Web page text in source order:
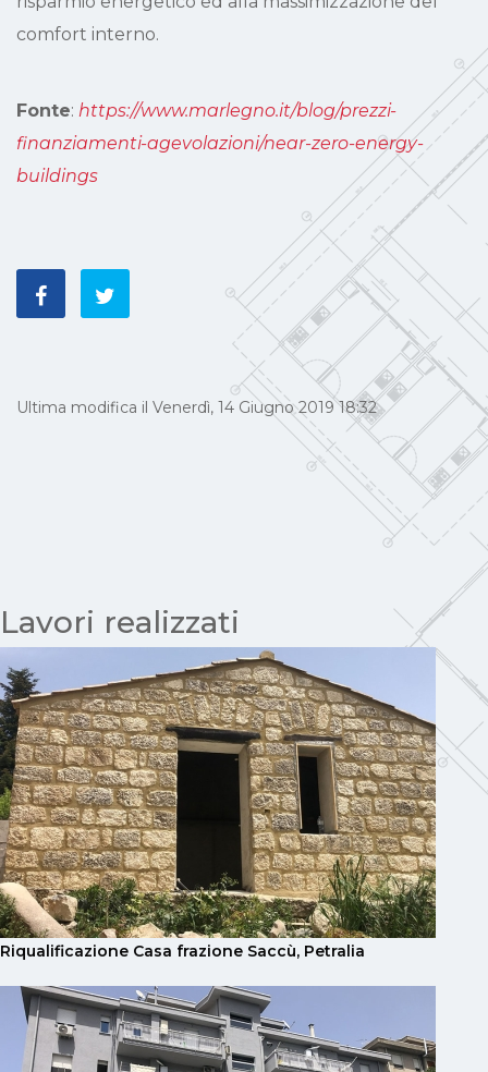
comfort interno.
Fonte: https://www.marlegno.it/blog/prezzi-
finanziamenti-agevolazioni/near-zero-energy-
buildings
Ultima modifica il Venerdì, 14 Giugno 2019 18:32
Lavori realizzati
Riqualificazione Casa frazione Saccù, Petralia